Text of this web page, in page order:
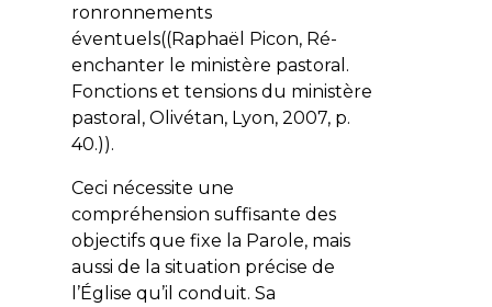
ronronnements
éventuels((Raphaël Picon, Ré-
enchanter le ministère pastoral.
Fonctions et tensions du ministère
pastoral, Olivétan, Lyon, 2007, p.
40.)).
Ceci nécessite une
compréhension suffisante des
objectifs que fixe la Parole, mais
aussi de la situation précise de
l’Église qu’il conduit. Sa